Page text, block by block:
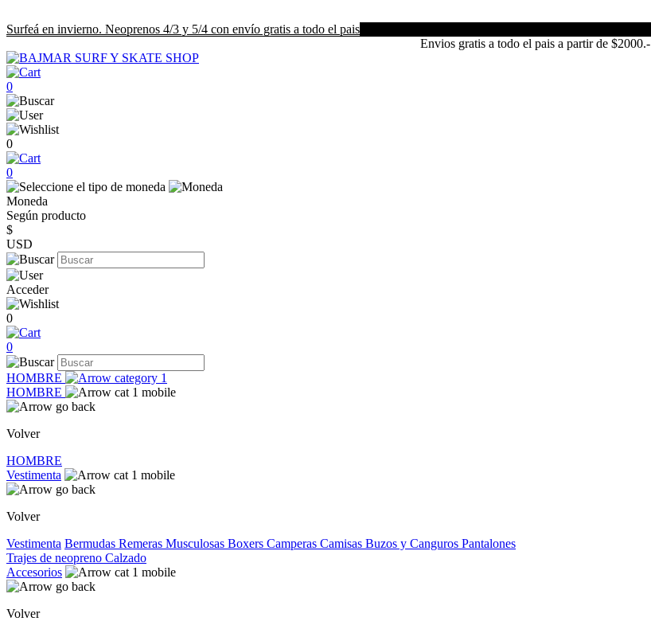
Surfeá en invierno. Neoprenos 4/3 y 5/4 con envío gratis a todo el pais
Envios gratis a todo el pais a partir de $2000.-
0
0
0
Moneda
Según producto
$
USD
Acceder
0
0
HOMBRE
HOMBRE
Volver
HOMBRE
Vestimenta
Volver
Vestimenta Bermudas Remeras Musculosas Boxers Camperas Camisas Buzos y Canguros Pantalones
Trajes de neopreno Calzado
Accesorios
Volver